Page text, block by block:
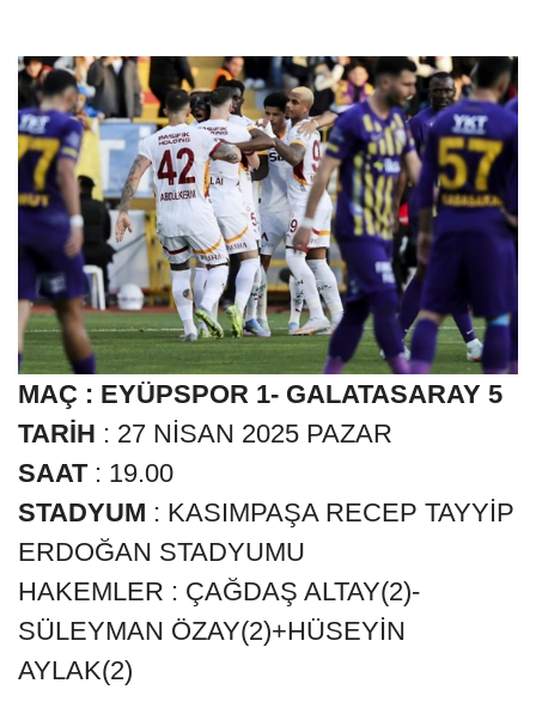
MAÇ : EYÜPSPOR 1- GALATASARAY 5
TARİH : 27 NİSAN 2025 PAZAR
SAAT: 19.00
STADYUM : KASIMPAŞA RECEP TAYYİP
ERDOĞAN STADYUMU
HAKEMLER : ÇAĞDAŞ ALTAY(2)-
SÜLEYMAN ÖZAY(2)+HÜSEYİN
AYLAK(2)